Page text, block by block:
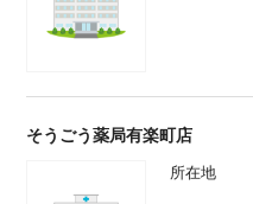
そうごう薬局有楽町店
所在地